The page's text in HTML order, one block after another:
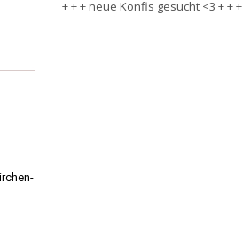
+ + + neue Konfis gesucht <3 + + +